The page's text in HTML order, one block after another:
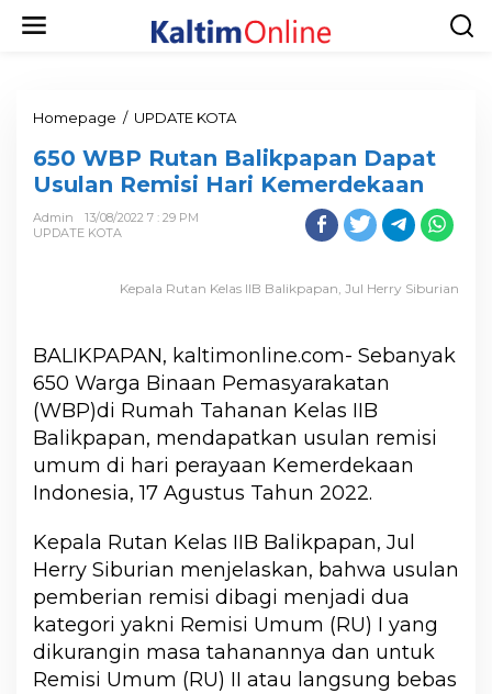
Homepage / UPDATE KOTA
650 WBP Rutan Balikpapan Dapat
Usulan Remisi Hari Kemerdekaan
Admin
13/08/2022 7 : 29 PM
UPDATE KOTA
Kepala Rutan Kelas IIB Balikpapan, Jul Herry Siburian
BALIKPAPAN, kaltimonline.com- Sebanyak
650 Warga Binaan Pemasyarakatan
(WBP)di Rumah Tahanan Kelas IIB
Balikpapan, mendapatkan usulan remisi
umum di hari perayaan Kemerdekaan
Indonesia, 17 Agustus Tahun 2022.
Kepala Rutan Kelas IIB Balikpapan, Jul
Herry Siburian menjelaskan, bahwa usulan
pemberian remisi dibagi menjadi dua
kategori yakni Remisi Umum (RU) I yang
dikurangin masa tahanannya dan untuk
Remisi Umum (RU) II atau langsung bebas